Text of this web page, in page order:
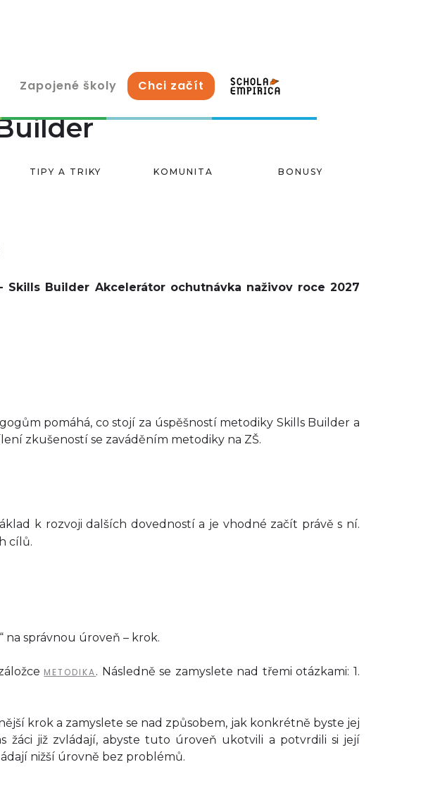
Zapojené školy Chci začít
TIPY A TRIKY KOMUNITA BONUSY
Builder Akcelerátor ochutnávka naživov roce 2027
pomáhá, co stojí za úspěšností metodiky Skills Builder a
zkušeností se zaváděním metodiky na ZŠ.
k rozvoji dalších dovedností a je vhodné začít právě s ní.
cílů.
správnou úroveň – krok.
METODIKA. Následně se zamyslete nad třemi otázkami:1.
krok a zamyslete se nad způsobem, jak konkrétně byste jej
žáci již zvládají, abyste tuto úroveň ukotvili a potvrdili si její
nižší úrovně bez problémů.